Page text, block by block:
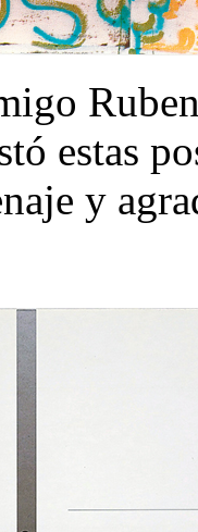
estas
y